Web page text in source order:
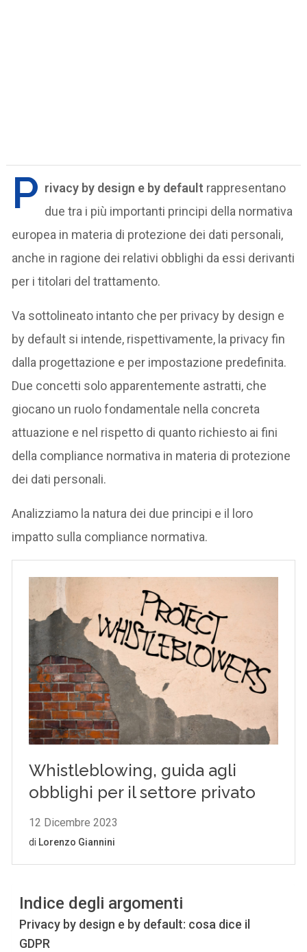
P rivacy by design e by default rappresentano
due tra i più importanti principi della normativa
europea in materia di protezione dei dati personali,
anche in ragione dei relativi obblighi da essi derivanti
per i titolari del trattamento.
Va sottolineato intanto che per privacy by design e
by default si intende, rispettivamente, la privacy fin
dalla progettazione e per impostazione predefinita.
Due concetti solo apparentemente astratti, che
giocano un ruolo fondamentale nella concreta
attuazione e nel rispetto di quanto richiesto ai fini
della compliance normativa in materia di protezione
dei dati personali.
Analizziamo la natura dei due principi e il loro
impatto sulla compliance normativa.
Indice degli argomenti
Privacy by design e by default: cosa dice il
GDPR